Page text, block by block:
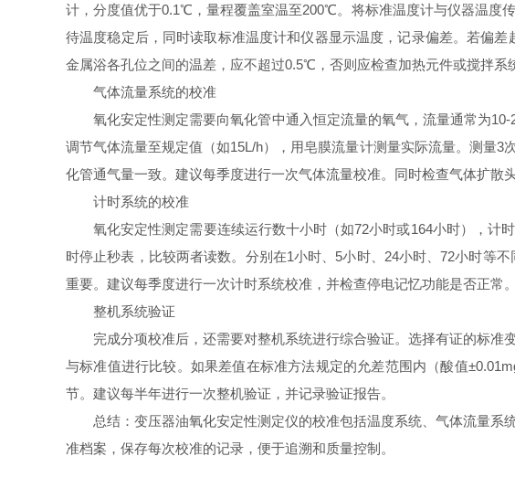
计，分度值优于0.1℃，量程覆盖室温至200℃。将标准温度计与仪器温度
待温度稳定后，同时读取标准温度计和仪器显示温度，记录偏差。若偏
金属浴各孔位之间的温差，应不超过0.5℃，否则应检查加热元件或搅拌系
气体流量系统的校准
氧化安定性测定需要向氧化管中通入恒定流量的氧气，流量通常为
调节气体流量至规定值（如15L/h），用皂膜流量计测量实际流量。测量
化管通气量一致。建议每季度进行一次气体流量校准。同时检查气体扩散
计时系统的校准
氧化安定性测定需要连续运行数十小时（如72小时或164小时），计
时停止秒表，比较两者读数。分别在1小时、5小时、24小时、72小时等
重要。建议每季度进行一次计时系统校准，并检查停电记忆功能是否正常。
整机系统验证
完成分项校准后，还需要对整机系统进行综合验证。选择有证的标
与标准值进行比较。如果差值在标准方法规定的允差范围内（酸值
节。建议每半年进行一次整机验证，并记录验证报告。
总结：变压器油氧化安定性测定仪的校准包括温度系统、气体流量
准档案，保存每次校准的记录，便于追溯和质量控制。